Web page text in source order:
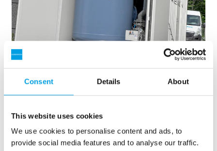
Consent Details About
This website uses cookies
We use cookies to personalise content and ads, to
provide social media features and to analyse our traffic.
Sanierung von verschmutztem Wasser
Trinkwasser. Die Sanierung kontaminierter Bereiche
Folge. EUROWATER hat Erfahrung mit mobilen
Filteranlagen zur vorübergehenden Sanierung.